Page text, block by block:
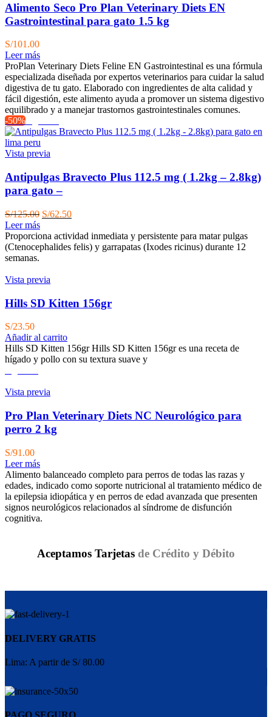
Alimento Seco Pro Plan Veterinary Diets EN
Gastrointestinal para gato 1.5 kg
S/101.00
Leer más
ProPlan Veterinary Diets Feline EN Gastrointestinal es una fórmula
especializada diseñada por expertos veterinarios para cuidar la salud
digestiva de tu gato. Elaborado con ingredientes de alta calidad y
fácil digestión, este alimento ayuda a promover un sistema digestivo
equilibrado y a manejar trastornos gastrointestinales comunes.
-50%
Vista previa
Antipulgas Bravecto Plus 112.5 mg ( 1.2kg – 2.8kg)
para gato –
S/125.00 El
original
era:
S/62.50El
actual
es:
Leer más
Proporciona actividad inmediata y persistente para matar pulgas
(Ctenocephalides felis) y garrapatas (Ixodes ricinus) durante 12
semanas.
Vista previa
Hills SD Kitten 156gr
S/23.50
Añadir al carrito
Hills SD Kitten 156gr Hills SD Kitten 156gr es una receta de
hígado y pollo con su textura suave y
Vista previa
Pro Plan Veterinary Diets NC Neurológico para
perro 2 kg
S/91.00
Leer más
Alimento balanceado completo para perros de todas las razas y
edades, indicado como soporte nutricional al tratamiento médico de
la epilepsia idiopática y en perros de edad avanzada que presenten
signos neurológicos relacionados al síndrome de disfunción
cognitiva.
Aceptamos Tarjetas de Crédito y Débito
DELIVERY GRATIS
Lima: A partir de S/ 80.00